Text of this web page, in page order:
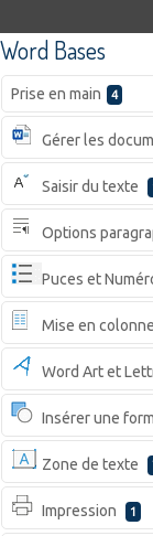
Word Bases
Prise en main 4
Gérer les
Saisir du texte
Options
Puces et
Mise en colonne
Word Art et
Insérer une
Zone de texte
Impression 1